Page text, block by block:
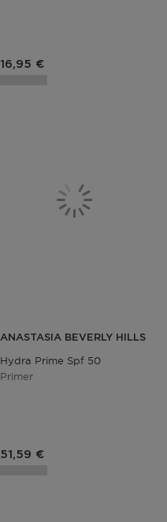
Prix du produit
16,95 €
ANASTASIA BEVERLY HILLS
Hydra Prime Spf 50
Primer
51,59 €